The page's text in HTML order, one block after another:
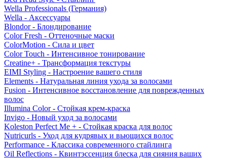
Wella Professionals (Германия)
Wella - Аксессуары
Blondor - Блондирование
Color Fresh - Оттеночные маски
ColorMotion - Сила и цвет
Color Touch - Интенсивное тонирование
Creatine+ - Трансформация текстуры
EIMI Styling - Настроение вашего стиля
Elements - Натуральная линия ухода за волосами
Fusion - Интенсивное восстановление для поврежденных
волос
Illumina Color - Стойкая крем-краска
Invigo - Новый уход за волосами
Koleston Perfect Me + - Стойкая краска для волос
Nutricurls - Уход для кудрявых и вьющихся волос
Performance - Классика современного стайлинга
Oil Reflections - Квинтэссенция блеска для сияния ваших